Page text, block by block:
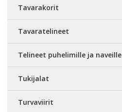
Tavarakorit
Tavaratelineet
Telineet puhelimille ja naveille
Tukijalat
Turvaviirit